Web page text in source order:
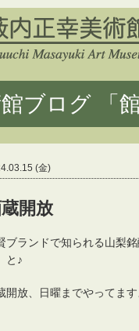
ブログ 「
(金)
開放
ブランドで知られる山梨
と♪
開放、日曜までやってます